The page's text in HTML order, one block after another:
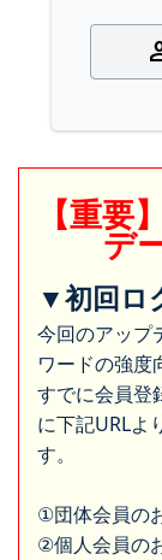
【重
デ
▼初回ロ
今回のアップ
ワードの強度
すでに会員登
に下記URLよ
す。
①団体会員の
②個人会員の